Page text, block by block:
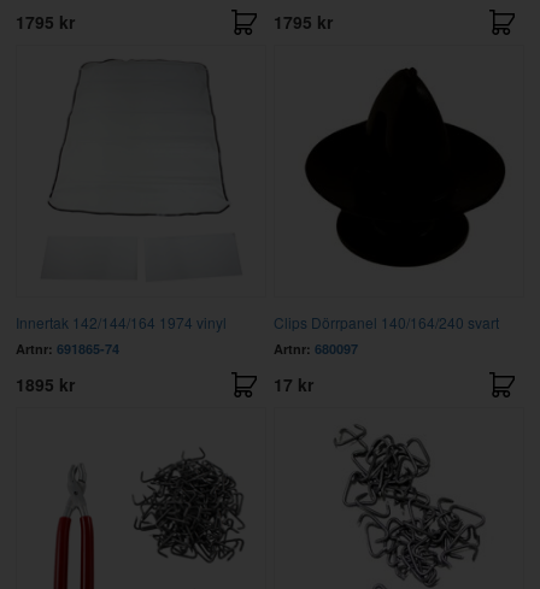
1795 kr 1795 kr
Innertak 142/144/164 1974 vinyl
Artnr: 691865-74
1895 kr
Clips Dörrpanel 140/164/240 svart
Artnr: 680097
17 kr